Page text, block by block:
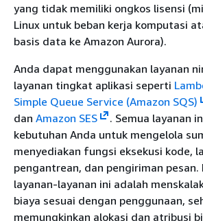
yang tidak memiliki ongkos lisensi
Linux untuk beban kerja komputasi
basis data ke Amazon Aurora).
Anda dapat menggunakan layanan
layanan tingkat aplikasi seperti
Simple Queue Service (Amazon SQS)
dan Amazon SES
. Semua layanan
kebutuhan Anda untuk mengelola
menyediakan fungsi eksekusi kode,
pengantrean, dan pengiriman
layanan-layanan ini adalah
biaya sesuai dengan penggunaan,
memungkinkan alokasi dan atribusi